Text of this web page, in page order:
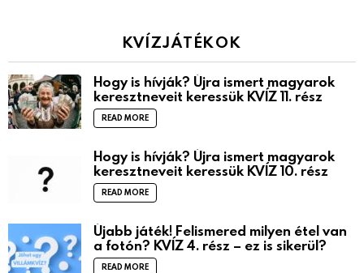
KVÍZJÁTÉKOK
Hogy is hívják? Újra ismert magyarok
keresztneveit keressük KVÍZ 11. rész
READ MORE
Hogy is hívják? Újra ismert magyarok
keresztneveit keressük KVÍZ 10. rész
READ MORE
Újabb játék! Felismered milyen étel van
a fotón? KVÍZ 4. rész – ez is sikerül?
READ MORE